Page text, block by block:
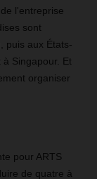
l'entreprise
sont
puis aux États-
Singapour. Et
organiser
pour ARTS
de quatre à